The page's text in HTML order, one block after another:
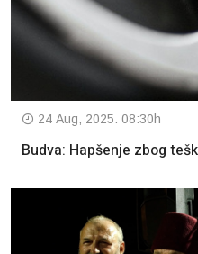
24 Aug, 2025. 08:30h
Budva: Hapšenje zbog